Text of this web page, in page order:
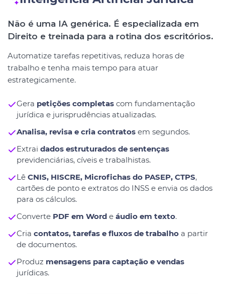
Não é uma IA genérica. É especializada em
Direito e treinada para a rotina dos escritórios.
Automatize tarefas repetitivas, reduza horas de
trabalho e tenha mais tempo para atuar
estrategicamente.
Gera petições completascom fundamentação
jurídica e jurisprudências atualizadas.
Analisa, revisa e cria contratosem segundos.
Extrai dados estruturados de sentenças
previdenciárias, cíveis e trabalhistas.
Lê CNIS, HISCRE, Microfichas do PASEP, CTPS,
cartões de ponto e extratos do INSS e envia os dados
para os cálculos.
Converte PDF em Worde áudio em texto.
Cria contatos, tarefas e fluxos de trabalhoa partir
de documentos.
Produz mensagens para captação e vendas
jurídicas.